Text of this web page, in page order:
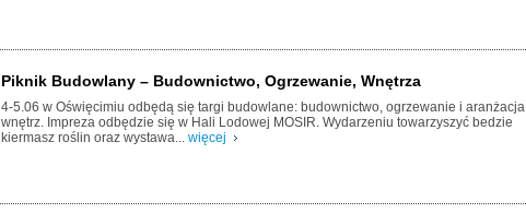
Piknik Budowlany – Budownictwo, Ogrzewanie, Wnętrza
4-5.06 w Oświęcimiu odbędą się targi budowlane: budownictwo, ogrzewanie i aranżacja
wnętrz. Impreza odbędzie się w Hali Lodowej MOSIR. Wydarzeniu towarzyszyć bedzie
kiermasz roślin oraz wystawa... więcej